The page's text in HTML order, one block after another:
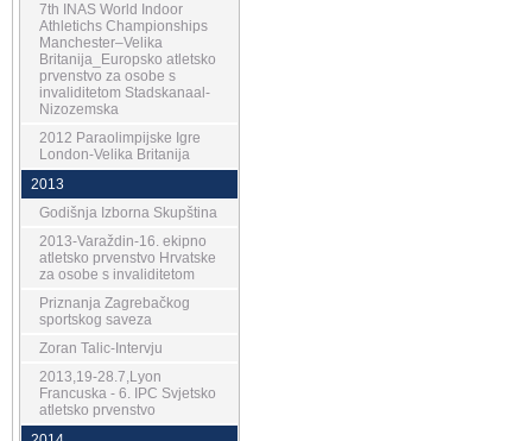
7th INAS World Indoor
Athletichs Championships
Manchester–Velika
Britanija_Europsko atletsko
prvenstvo za osobe s
invaliditetom Stadskanaal-
Nizozemska
2012 Paraolimpijske Igre
London-Velika Britanija
2013
Godišnja Izborna Skupština
2013-Varaždin-16. ekipno
atletsko prvenstvo Hrvatske
za osobe s invaliditetom
Priznanja Zagrebačkog
sportskog saveza
Zoran Talic-Intervju
2013,19-28.7,Lyon
Francuska - 6. IPC Svjetsko
atletsko prvenstvo